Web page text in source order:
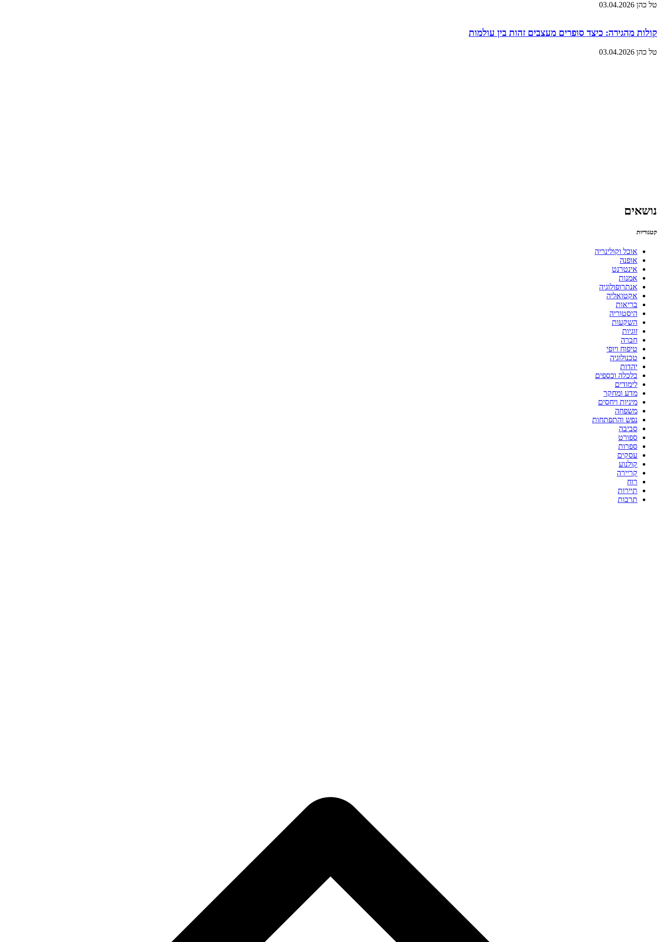
טל כהן 03.04.2026
קולות מהגירה: כיצד סופרים מעצבים זהות בין עולמות
טל כהן 03.04.2026
נושאים
קטגוריות
אוכל וקולינריה
אופנה
אינטרנט
אמנות
אנתרופולוגיה
אקטואליה
בריאות
היסטוריה
השקעות
זוגיות
חברה
טיפוח ויופי
טכנולוגיה
יהדות
כלכלה וכספים
לימודים
מדע ומחקר
מיניות ויחסים
משפחה
נפש והתפתחות
סביבה
ספורט
ספרות
עסקים
קולנוע
קריירה
רוח
תיירות
תרבות